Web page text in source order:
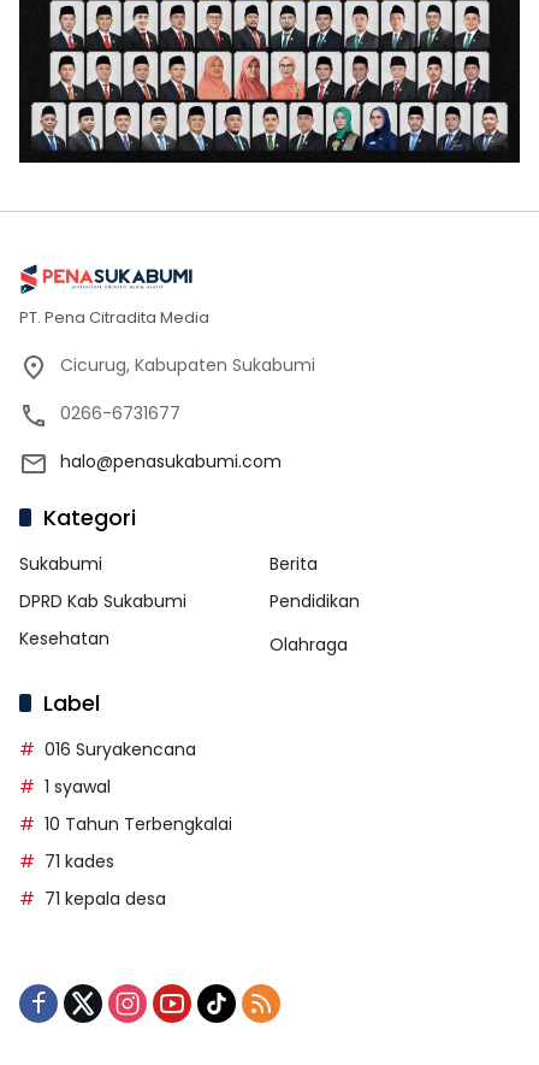
PT. Pena Citradita Media
Cicurug, Kabupaten Sukabumi
0266-6731677
halo@penasukabumi.com
Kategori
Sukabumi
Berita
DPRD Kab Sukabumi
Pendidikan
Kesehatan
Olahraga
Label
016 Suryakencana
1 syawal
10 Tahun Terbengkalai
71 kades
71 kepala desa